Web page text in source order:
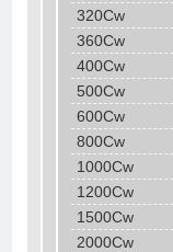
320Cw
360Cw
400Cw
500Cw
600Cw
800Cw
1000Cw
1200Cw
1500Cw
2000Cw